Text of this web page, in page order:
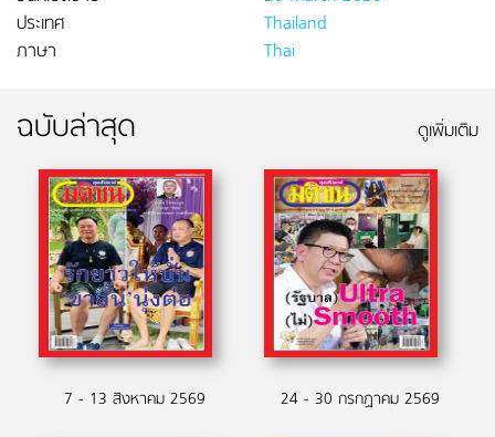
ประเทศ
Thailand
ภาษา
Thai
ฉบับล่าสุด ดูเพิ่มเติม
7 - 13 สิงหาคม 2569 24 - 30 กรกฏาคม 2569